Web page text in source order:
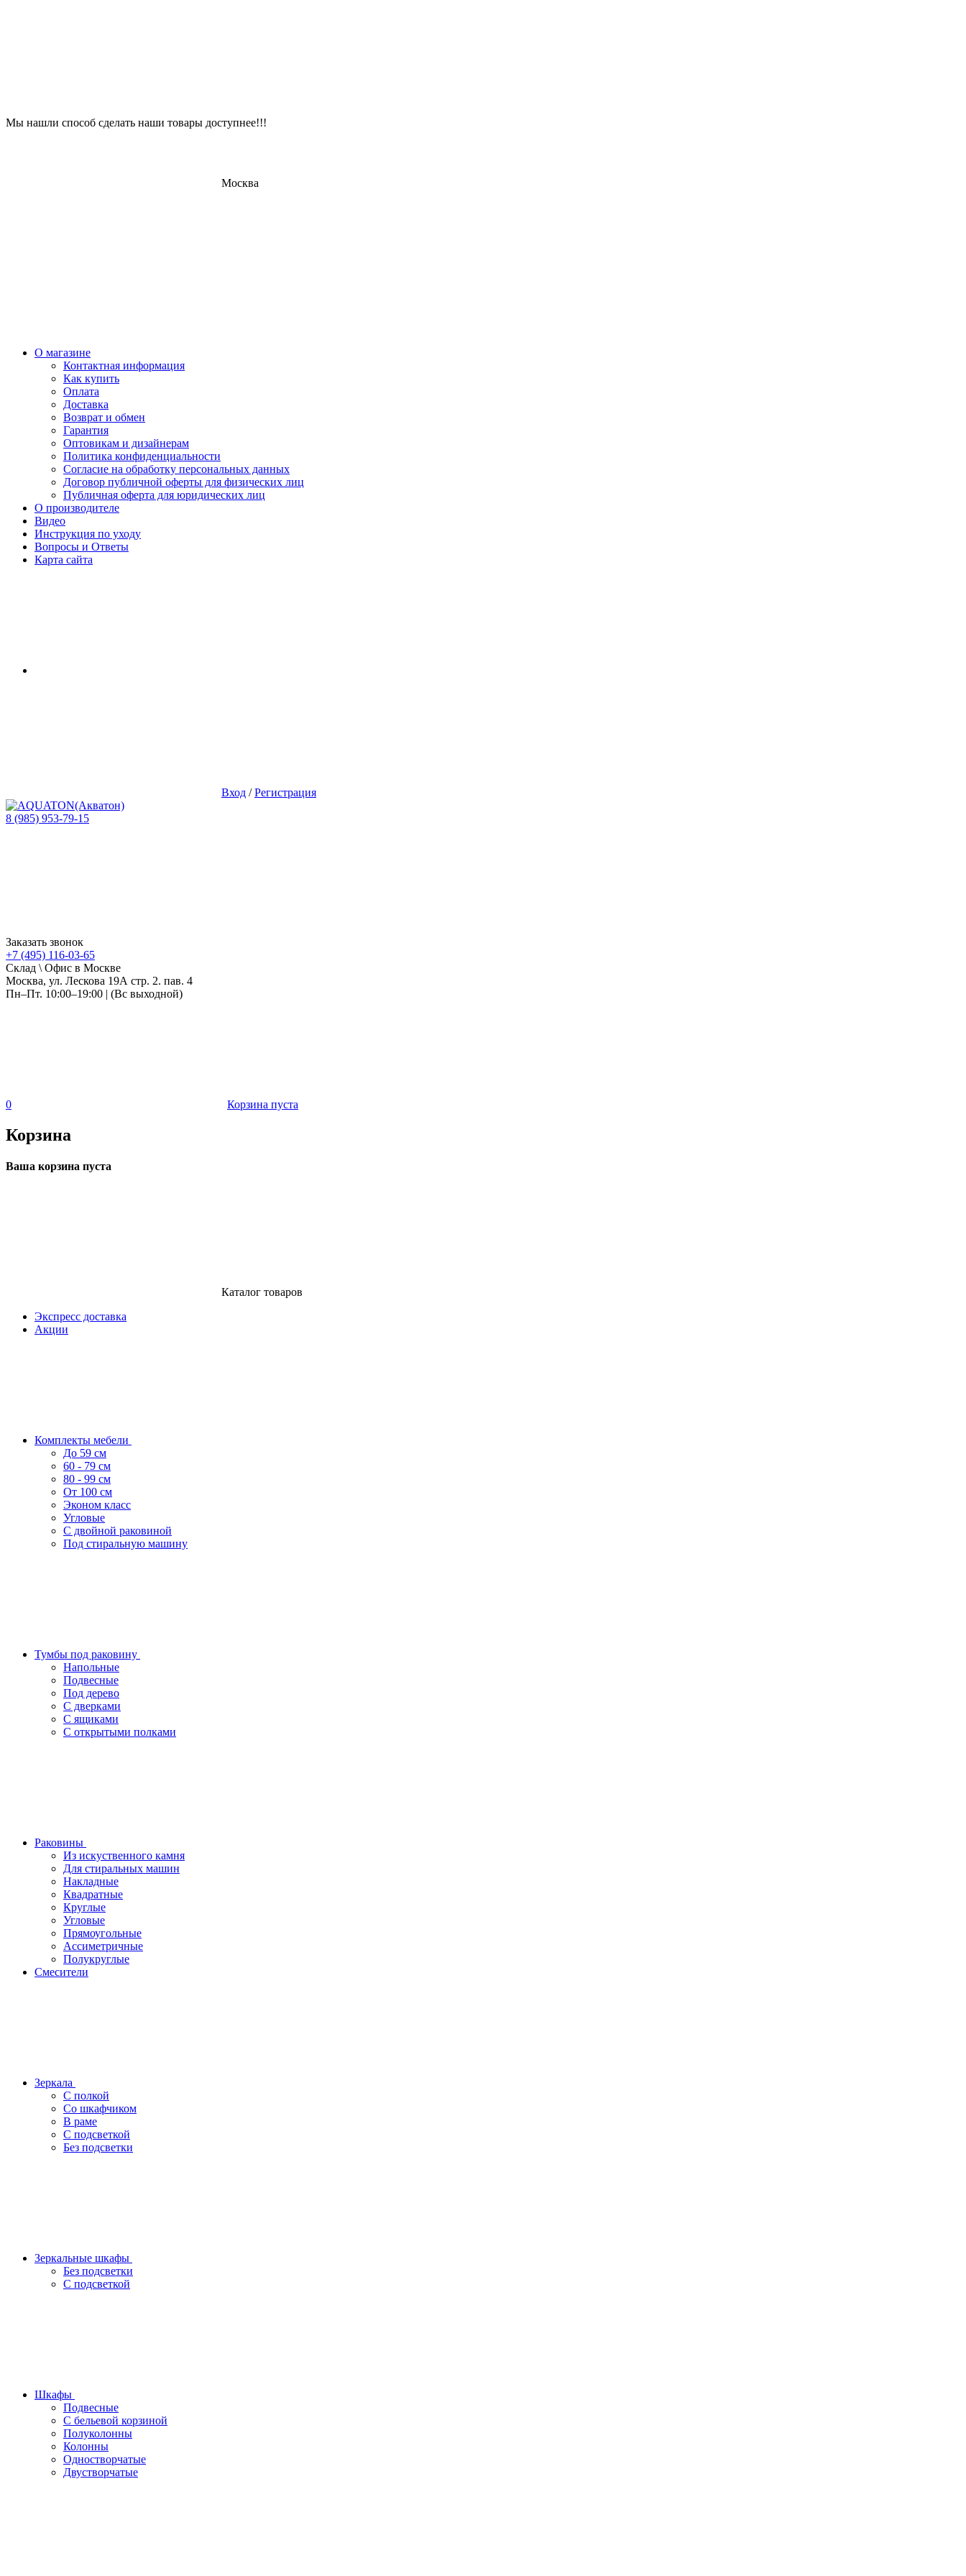
Мы нашли способ сделать наши товары доступнее!!!
Москва
О магазине
Контактная информация
Как купить
Оплата
Доставка
Возврат и обмен
Гарантия
Оптовикам и дизайнерам
Политика конфиденциальности
Согласие на обработку персональных данных
Договор публичной оферты для физических лиц
Публичная оферта для юридических лиц
О производителе
Видео
Инструкция по уходу
Вопросы и Ответы
Карта сайта
Вход /Регистрация
8 (985) 953-79-15
Заказать звонок
+7 (495) 116-03-65
Склад \ Офис в Москве
Москва, ул. Лескова 19А стр. 2. пав. 4
Пн–Пт. 10:00–19:00 | (Вс выходной)
0 Корзина пуста
Корзина
Ваша корзина пуста
Каталог товаров
Экспресс доставка
Акции
Комплекты мебели
До 59 см
60 - 79 см
80 - 99 см
От 100 см
Эконом класс
Угловые
С двойной раковиной
Под стиральную машину
Тумбы под раковину
Напольные
Подвесные
Под дерево
С дверками
С ящиками
С открытыми полками
Раковины
Из искуственного камня
Для стиральных машин
Накладные
Квадратные
Круглые
Угловые
Прямоугольные
Ассиметричные
Полукруглые
Смесители
Зеркала
С полкой
Со шкафчиком
В раме
С подсветкой
Без подсветки
Зеркальные шкафы
Без подсветки
С подсветкой
Шкафы
Подвесные
С бельевой корзиной
Полуколонны
Колонны
Одностворчатые
Двустворчатые